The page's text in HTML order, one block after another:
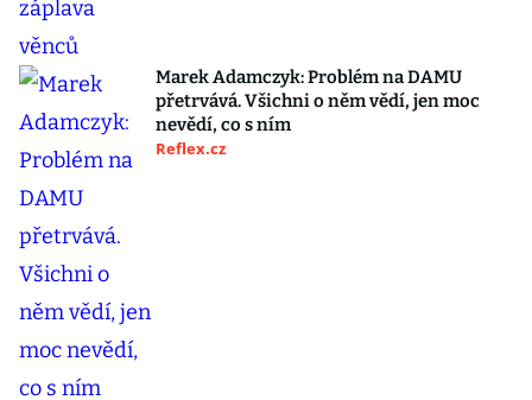
Marek Adamczyk: Problém na DAMU
přetrvává. Všichni o něm vědí, jen moc
nevědí, co s ním
Reflex.cz